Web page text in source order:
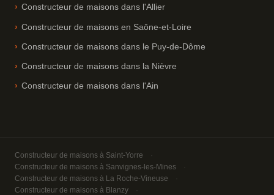
Constructeur de maisons dans l'Allier
Constructeur de maisons en Saône-et-Loire
Constructeur de maisons dans le Puy-de-Dôme
Constructeur de maisons dans la Nièvre
Constructeur de maisons dans l'Ain
Constructeur de maisons à Saint-Yorre
Constructeur de maisons à Sanvignes-les-Mines
Constructeur de maisons à La Roche-Vineuse
Constructeur de maisons à Blanzy